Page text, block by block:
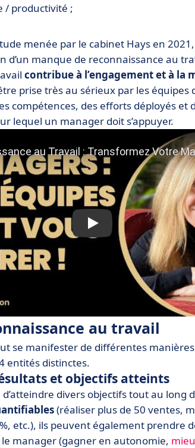
/ productivité ;
menée par le cabinet Hays en
d’un manque de reconnaissance au
contribue à l’engagement et à la
prise très au sérieux par les équipes
compétences, des efforts déployés et
lequel un manager doit s’appuyer.
au travail
se manifester de différentes
entités distinctes.
et objectifs atteints
divers objectifs tout au long
(réaliser plus de 50 ventes,
etc.), ils peuvent également prendre
manager (gagner en autonomie,